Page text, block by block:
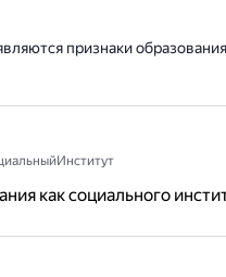
признаки
как социального